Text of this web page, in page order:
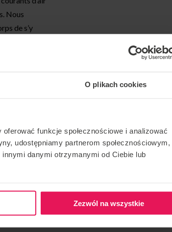
O plikach cookies
funkcje społecznościowe i analizować
udostępniamy partnerom społecznościowym,
danymi otrzymanymi od Ciebie lub
Zezwól na wszystkie
Nous
de s’y
dans le
de
son
tout le
nous